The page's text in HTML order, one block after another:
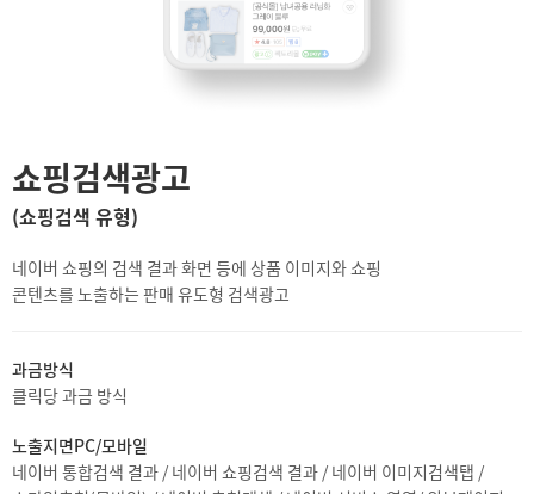
쇼핑검색광고
(쇼핑검색 유형)
네이버 쇼핑의 검색 결과 화면 등에 상품 이미지와 쇼핑
콘텐츠를 노출하는 판매 유도형 검색광고
과금방식
클릭당 과금 방식
노출지면PC/모바일
네이버 통합검색 결과 / 네이버 쇼핑검색 결과 / 네이버 이미지검색탭 /